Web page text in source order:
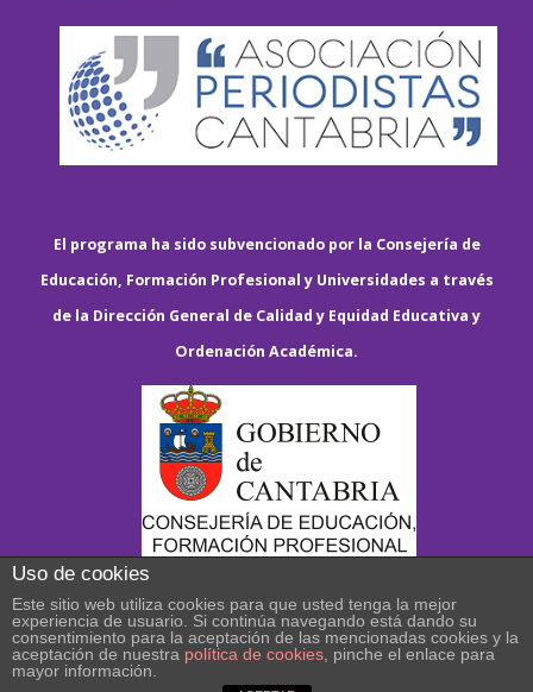
El programa ha sido subvencionado por la Consejería de
Educación, Formación Profesional y Universidades a través
de la Dirección General de Calidad y Equidad Educativa y
Ordenación Académica.
Uso de cookies
Este sitio web utiliza cookies para que usted tenga la mejor
experiencia de usuario. Si continúa navegando está dando su
consentimiento para la aceptación de las mencionadas cookies y la
aceptación de nuestra política de cookies , pinche el enlace para
mayor información.